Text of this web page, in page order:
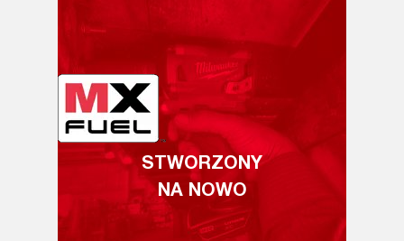
STWORZONY
NA NOWO